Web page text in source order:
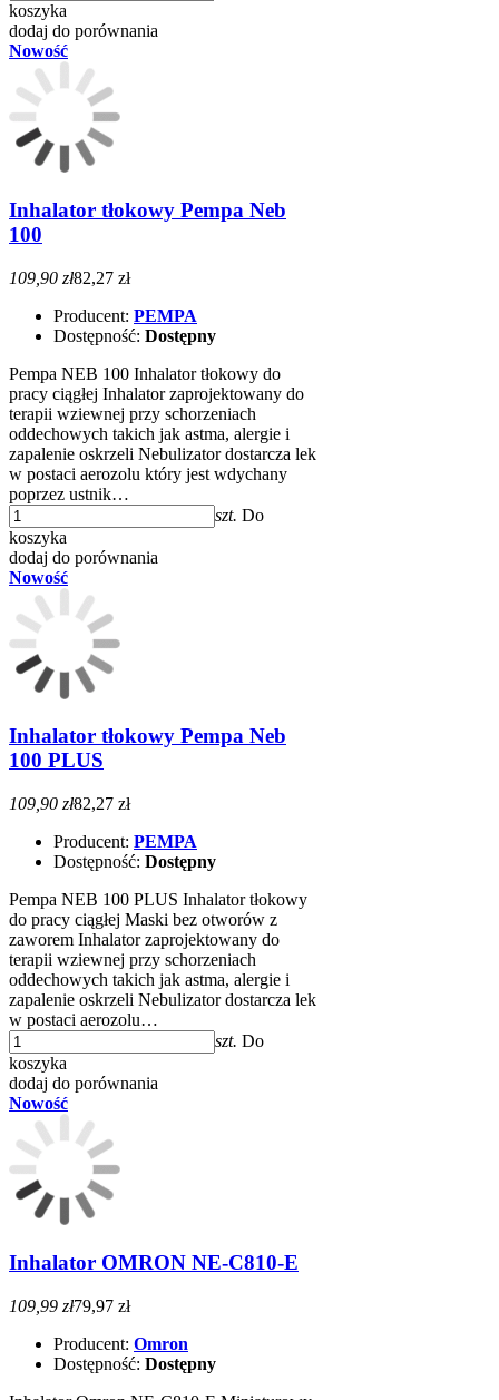
koszyka
dodaj do porównania
Nowość
Inhalator tłokowy Pempa Neb
100
109,90 zł82,27 zł
Producent: PEMPA
Dostępność: Dostępny
Pempa NEB 100 Inhalator tłokowy do
pracy ciągłej Inhalator zaprojektowany do
terapii wziewnej przy schorzeniach
oddechowych takich jak astma, alergie i
zapalenie oskrzeli Nebulizator dostarcza lek
w postaci aerozolu który jest wdychany
poprzez ustnik…
szt. Do
koszyka
dodaj do porównania
Nowość
Inhalator tłokowy Pempa Neb
100 PLUS
109,90 zł82,27 zł
Producent: PEMPA
Dostępność: Dostępny
Pempa NEB 100 PLUS Inhalator tłokowy
do pracy ciągłej Maski bez otworów z
zaworem Inhalator zaprojektowany do
terapii wziewnej przy schorzeniach
oddechowych takich jak astma, alergie i
zapalenie oskrzeli Nebulizator dostarcza lek
w postaci aerozolu…
szt. Do
koszyka
dodaj do porównania
Nowość
Inhalator OMRON NE-C810-E
109,99 zł79,97 zł
Producent: Omron
Dostępność: Dostępny